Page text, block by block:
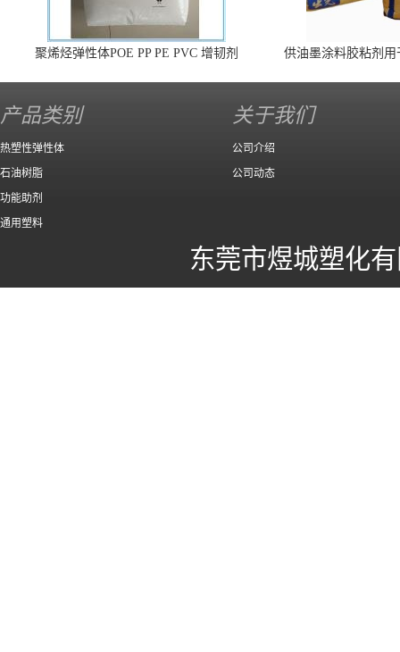
聚烯烃弹性体POE PP PE PVC 增韧剂
供油墨涂料胶粘剂
产品类别
热塑性弹性体
石油树脂
功能助剂
通用塑料
关于我们
公司介绍
公司动态
东莞市煜城塑化